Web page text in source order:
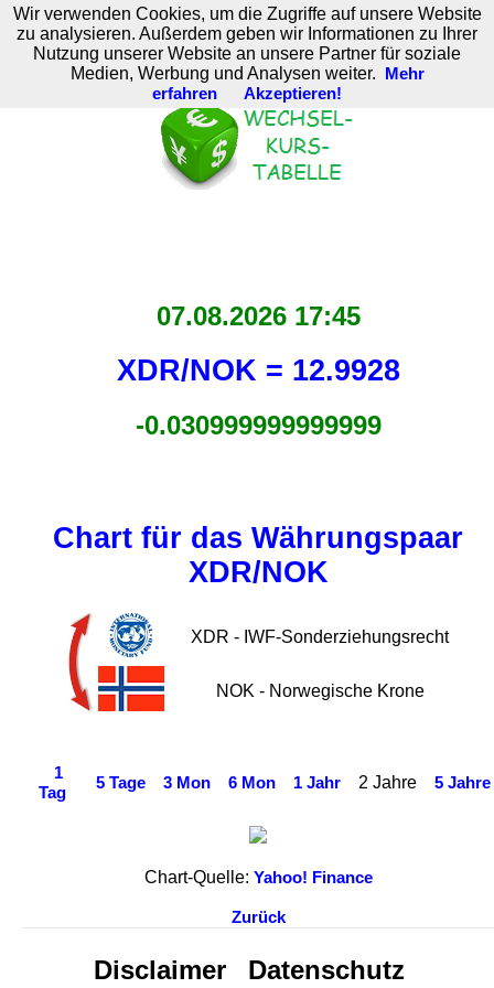
M. Brodski Software
07.08.2026 17:45
XDR/NOK = 12.9928
-0.030999999999999
Chart für das Währungspaar
XDR/NOK
XDR - IWF-Sonderziehungsrecht
NOK - Norwegische Krone
1
Tag
5 Tage 3 Mon 6 Mon 1 Jahr 2 Jahre 5 Jahre
Chart-Quelle: Yahoo! Finance
Zurück
Disclaimer
Datenschutz
Wir verwenden Cookies, um die Zugriffe auf unsere Website
zu analysieren. Außerdem geben wir Informationen zu Ihrer
Nutzung unserer Website an unsere Partner für soziale
Medien, Werbung und Analysen weiter.
Mehr
erfahren
Akzeptieren!